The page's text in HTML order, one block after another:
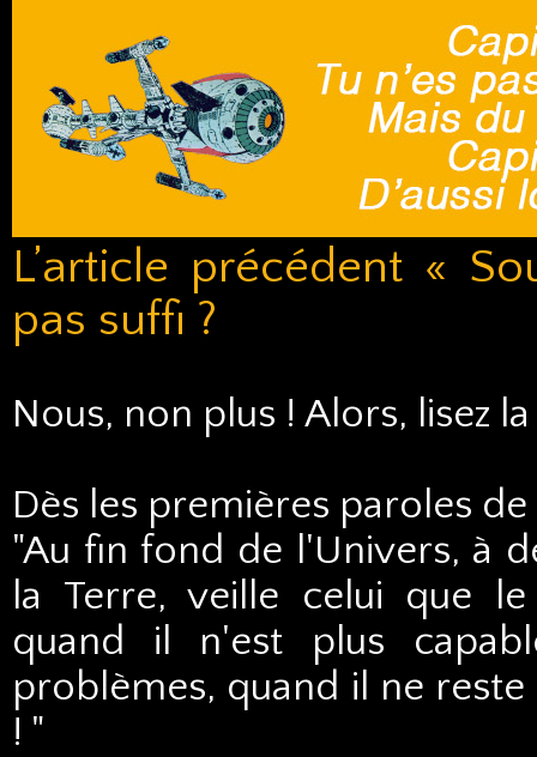
L’article précédent «
pas suffi ?
Nous, non plus ! Alors, lisez la
Dès les premières paroles
"Au fin fond de l'Univers, à
la Terre, veille celui que
quand il n'est plus
problèmes, quand il ne
! "